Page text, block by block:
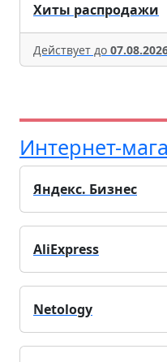
Хиты распродажи
Действует до
Интернет-
Яндекс. Бизнес
AliExpress
Netology